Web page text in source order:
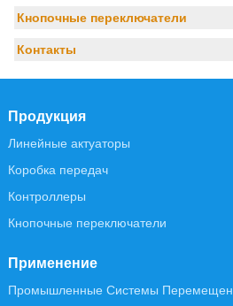
Кнопочные переключатели
Контакты
Продукция
Линейные актуаторы
Коробка передач
Контроллеры
Кнопочные переключатели
Применение
Промышленные Системы